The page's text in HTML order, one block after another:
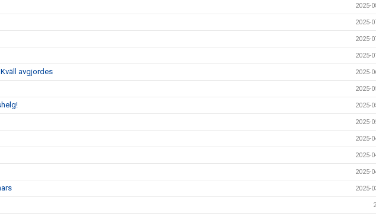
2025-
2025-
2025-
2025-
avgjordes 2025-
2025-
2025-
2025-
2025-
2025-
2025-
2025-